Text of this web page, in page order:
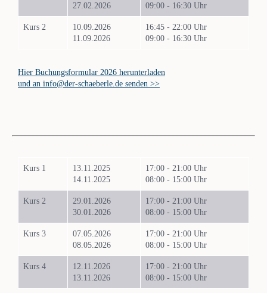
27.02.2026
09:00 - 16:30 Uhr
Kurs 2
10.09.2026
11.09.2026
16:45 - 22:00 Uhr
09:00 - 16:30 Uhr
Hier Buchungsformular 2026 herunterladen
und an info@der-schaeberle.de senden >>
Kurs 1
13.11.2025
14.11.2025
17:00 - 21:00 Uhr
08:00 - 15:00 Uhr
Kurs 2
29.01.2026
30.01.2026
17:00 - 21:00 Uhr
08:00 - 15:00 Uhr
Kurs 3
07.05.2026
08.05.2026
17:00 - 21:00 Uhr
08:00 - 15:00 Uhr
Kurs 4
12.11.2026
13.11.2026
17:00 - 21:00 Uhr
08:00 - 15:00 Uhr